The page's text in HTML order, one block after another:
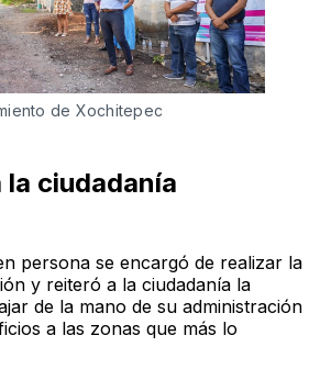
de Xochitepec
la ciudadanía
persona se encargó de realizar la
y reiteró a la ciudadanía la
de la mano de su administración
a las zonas que más lo